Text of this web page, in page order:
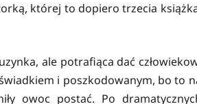
której to dopiero trzecia
ale potrafiąca dać
i poszkodowanym, bo to
owoc postać. Po